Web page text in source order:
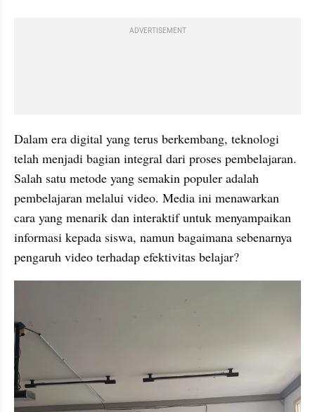
ADVERTISEMENT
Dalam era digital yang terus berkembang, teknologi
telah menjadi bagian integral dari proses pembelajaran.
Salah satu metode yang semakin populer adalah
pembelajaran melalui video. Media ini menawarkan
cara yang menarik dan interaktif untuk menyampaikan
informasi kepada siswa, namun bagaimana sebenarnya
pengaruh video terhadap efektivitas belajar?